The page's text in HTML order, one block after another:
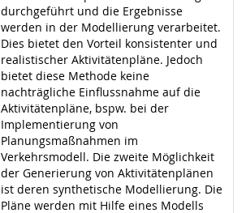
durchgeführt und die Ergebnisse
werden in der Modellierung verarbeitet.
Dies bietet den Vorteil konsistenter und
realistischer Aktivitätenpläne. Jedoch
bietet diese Methode keine
nachträgliche Einflussnahme auf die
Aktivitätenpläne, bspw. bei der
Implementierung von
Planungsmaßnahmen im
Verkehrsmodell. Die zweite Möglichkeit
der Generierung von Aktivitätenplänen
ist deren synthetische Modellierung. Die
Pläne werden mit Hilfe eines Modells